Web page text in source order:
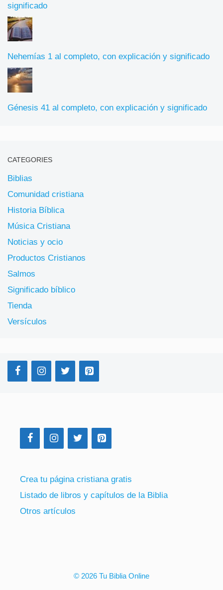
significado
Nehemías 1 al completo, con explicación y significado
Génesis 41 al completo, con explicación y significado
CATEGORIES
Biblias
Comunidad cristiana
Historia Bíblica
Música Cristiana
Noticias y ocio
Productos Cristianos
Salmos
Significado bíblico
Tienda
Versículos
Crea tu página cristiana gratis
Listado de libros y capítulos de la Biblia
Otros artículos
© 2026 Tu Biblia Online